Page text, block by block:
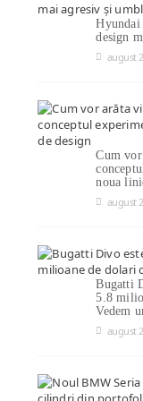
design
august
Cum
noua
august
Bugatti
5.8
Vedem
august